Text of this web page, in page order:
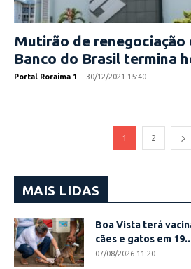
Mutirão de renegociação
Banco do Brasil termina
Portal Roraima 1 - 30/12/2021 15:40
1 2
MAIS LIDAS
Boa Vista terá
cães e gatos em
07/08/2026 11:20